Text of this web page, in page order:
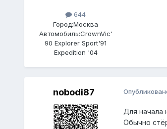
644
Город:Москва
Автомобиль:CrownVic'
90 Explorer Sport'91
Expedition '04
nobodi87
Для начала
Обычно